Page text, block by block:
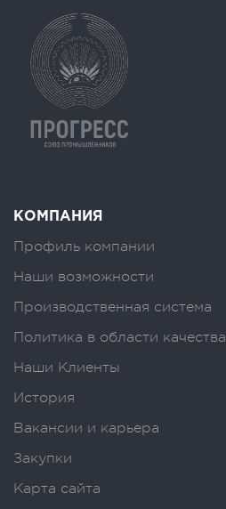
КОМПАНИЯ
Профиль компании
Наши возможности
Производственная система
Политика в области качества
Наши Клиенты
История
Вакансии и карьера
Закупки
Карта сайта